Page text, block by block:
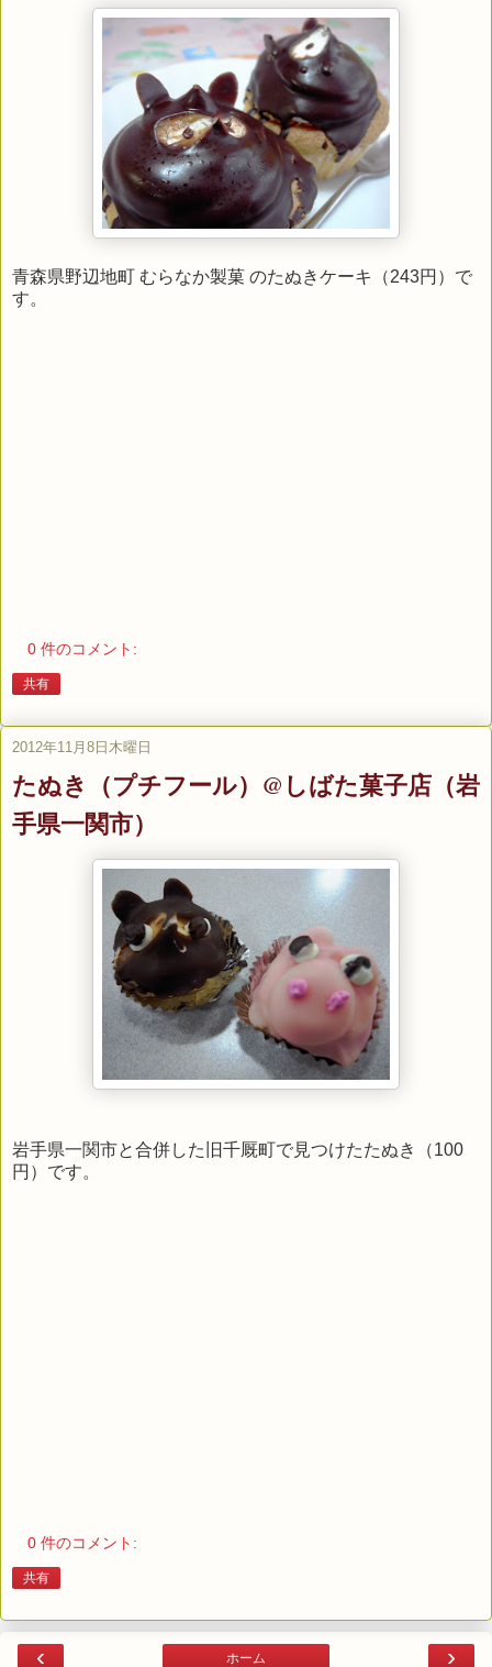
青森県野辺地町 むらなか製菓 のたぬきケーキ（243円）で
す。
0 件のコメント:
共有
2012年11月8日木曜日
たぬき（プチフール）@しばた菓子店（岩
手県一関市）
岩手県一関市と合併した旧千厩町で見つけたたぬき（100
円）です。
0 件のコメント:
共有
‹ ›
ホーム